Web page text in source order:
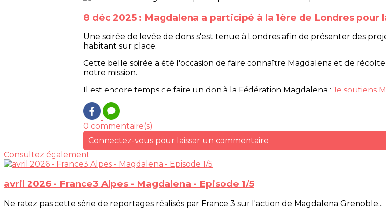
8 déc 2025 : Magdalena a participé à la 1ère de Londres pour
Une soirée de levée de dons s'est tenue à Londres afin de présenter des
habitant sur place.
Cette belle soirée a été l'occasion de faire connaître Magdalena et de
notre mission.
Il est encore temps de faire un don à la Fédération Magdalena :Je soutiens
0 commentaire(s)
Connectez-vous pour laisser un commentaire
Consultez également
avril 2026 - France3 Alpes - Magdalena - Episode 1/5
Ne ratez pas cette série de reportages réalisés par France 3 sur l'action de Magdalena Grenoble...